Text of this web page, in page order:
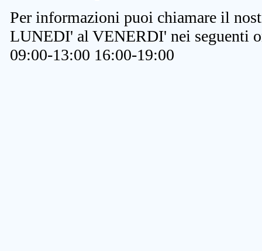
Per informazioni puoi chiamare il
LUNEDI' al VENERDI' nei seguenti
09:00-13:00 16:00-19:00